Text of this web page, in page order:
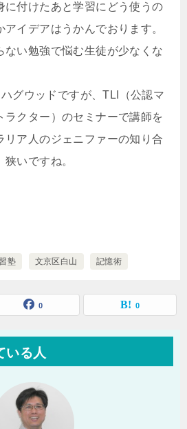
に付けたあと学習にどう使うの
イデアはうかんでおります。
ない勉強で悩む生徒が少なくな
グウッドですが、TLI（公認マ
ラクター）のセミナーで講師を
リア人のジェニファーの知り合
いですね。
塾 文京区白山 記憶術
0 0
いる人